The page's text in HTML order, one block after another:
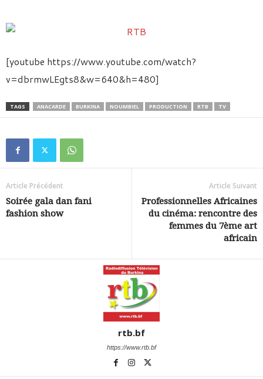
[youtube https://www.youtube.com/watch?
v=dbrmwLEgts8&w=640&h=480]
TAGS ANACARDE BURKINA NOUMBIEL PRODUCTION RTB TV
Article Précédent
Soirée gala dan fani
fashion show
Article Suivant
Professionnelles Africaines
du cinéma: rencontre des
femmes du 7ème art
africain
rtb.bf
https://www.rtb.bf